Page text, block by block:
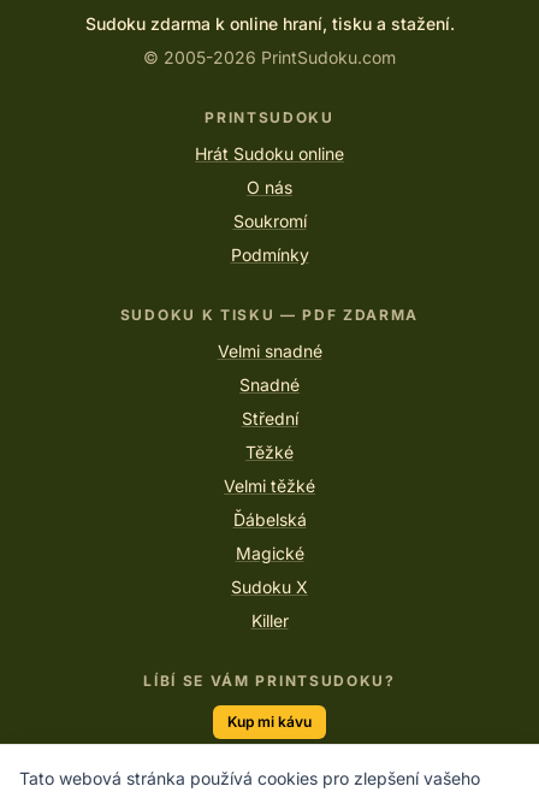
Tato webová stránka používá cookies pro zlepšení vašeho
Sudoku zdarma k online hraní, tisku a stažení.
© 2005-2026 PrintSudoku.com
PRINTSUDOKU
Hrát Sudoku online
O nás
Soukromí
Podmínky
SUDOKU K TISKU — PDF ZDARMA
Velmi snadné
Snadné
Střední
Těžké
Velmi těžké
Ďábelská
Magické
Sudoku X
Killer
LÍBÍ SE VÁM PRINTSUDOKU?
Kup mi kávu